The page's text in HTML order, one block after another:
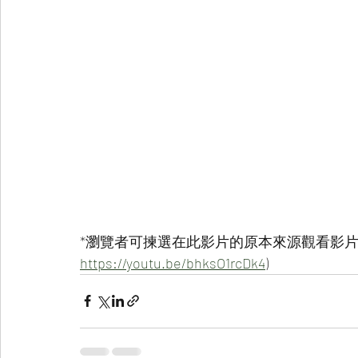
*瀏覽者可揀選在此影片的原本來源觀看影片
https://youtu.be/bhksO1rcDk4)